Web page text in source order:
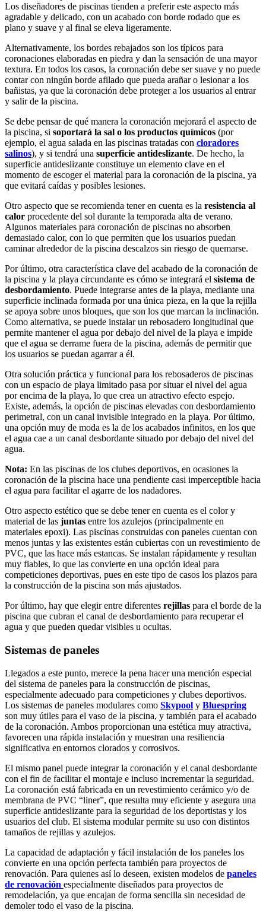
Los diseñadores de piscinas tienden a preferir este aspecto más
agradable y delicado, con un acabado con borde rodado que es
plano y suave y al final se eleva ligeramente.
Alternativamente, los bordes rebajados son los típicos para
coronaciones elaboradas en piedra y dan la sensación de una mayor
textura. En todos los casos, la coronación debe ser suave y no puede
contar con ningún borde afilado que pueda arañar o lesionar a los
bañistas, ya que la coronación debe proteger a los usuarios al entrar
y salir de la piscina.
Se debe pensar de qué manera la coronación mejorará el aspecto de
la piscina, si soportará la sal o los productos químicos (por
ejemplo, el agua salada en las piscinas tratadas con cloradores
salinos), y si tendrá una superficie antideslizante. De hecho, la
superficie antideslizante constituye un elemento clave en el
momento de escoger el material para la coronación de la piscina, ya
que evitará caídas y posibles lesiones.
Otro aspecto que se recomienda tener en cuenta es la resistencia al
calor procedente del sol durante la temporada alta de verano.
Algunos materiales para coronación de piscinas no absorben
demasiado calor, con lo que permiten que los usuarios puedan
caminar alrededor de la piscina descalzos sin riesgo de quemarse.
Por último, otra característica clave del acabado de la coronación de
la piscina y la playa circundante es cómo se integrará el sistema de
desbordamiento. Puede integrarse antes de la playa, mediante una
superficie inclinada formada por una única pieza, en la que la rejilla
se apoya sobre unos bloques, que son los que marcan la inclinación.
Como alternativa, se puede instalar un rebosadero longitudinal que
permite mantener el agua por debajo del nivel de la playa e impide
que el agua se derrame fuera de la piscina, además de permitir que
los usuarios se puedan agarrar a él.
Otra solución práctica y funcional para los rebosaderos de piscinas
con un espacio de playa limitado pasa por situar el nivel del agua
por encima de la playa, lo que crea un atractivo efecto espejo.
Existe, además, la opción de piscinas elevadas con desbordamiento
perimetral, con un canal invisible integrado en la playa. Por último,
una opción muy de moda es la de los acabados infinitos, en los que
el agua cae a un canal desbordante situado por debajo del nivel del
agua.
Nota: En las piscinas de los clubes deportivos, en ocasiones la
coronación de la piscina hace una pendiente casi imperceptible hacia
el agua para facilitar el agarre de los nadadores.
Otro aspecto estético que se debe tener en cuenta es el color y
material de las juntas entre los azulejos (principalmente en
materiales epoxi). Las piscinas construidas con paneles cuentan con
menos juntas y las existentes están cubiertas con un revestimiento de
PVC, que las hace más estancas. Se instalan rápidamente y resultan
muy fiables, lo que las convierte en una opción ideal para
competiciones deportivas, pues en este tipo de casos los plazos para
la construcción de la piscina son más ajustados.
Por último, hay que elegir entre diferentes rejillas para el borde de la
piscina que cubran el canal de desbordamiento para recuperar el
agua y que pueden quedar visibles u ocultas.
Sistemas de paneles
Llegados a este punto, merece la pena hacer una mención especial
del sistema de paneles para la construcción de piscinas,
especialmente adecuado para competiciones y clubes deportivos.
Los sistemas de paneles modulares como Skypool y Bluespring
son muy útiles para el vaso de la piscina, y también para el acabado
de la coronación. Ambos proporcionan una estética muy atractiva,
favorecen una rápida instalación y muestran una resiliencia
significativa en entornos clorados y corrosivos.
El mismo panel puede integrar la coronación y el canal desbordante
con el fin de facilitar el montaje e incluso incrementar la seguridad.
La coronación está fabricada en un revestimiento cerámico y/o de
membrana de PVC “liner”, que resulta muy eficiente y asegura una
superficie antideslizante para la seguridad de los deportistas y los
usuarios del club. El sistema modular permite su uso con distintos
tamaños de rejillas y azulejos.
La capacidad de adaptación y fácil instalación de los paneles los
convierte en una opción perfecta también para proyectos de
renovación. Para quienes así lo deseen, existen modelos de paneles
de renovación especialmente diseñados para proyectos de
remodelación, ya que encajan de forma sencilla sin necesidad de
demoler todo el vaso de la piscina.